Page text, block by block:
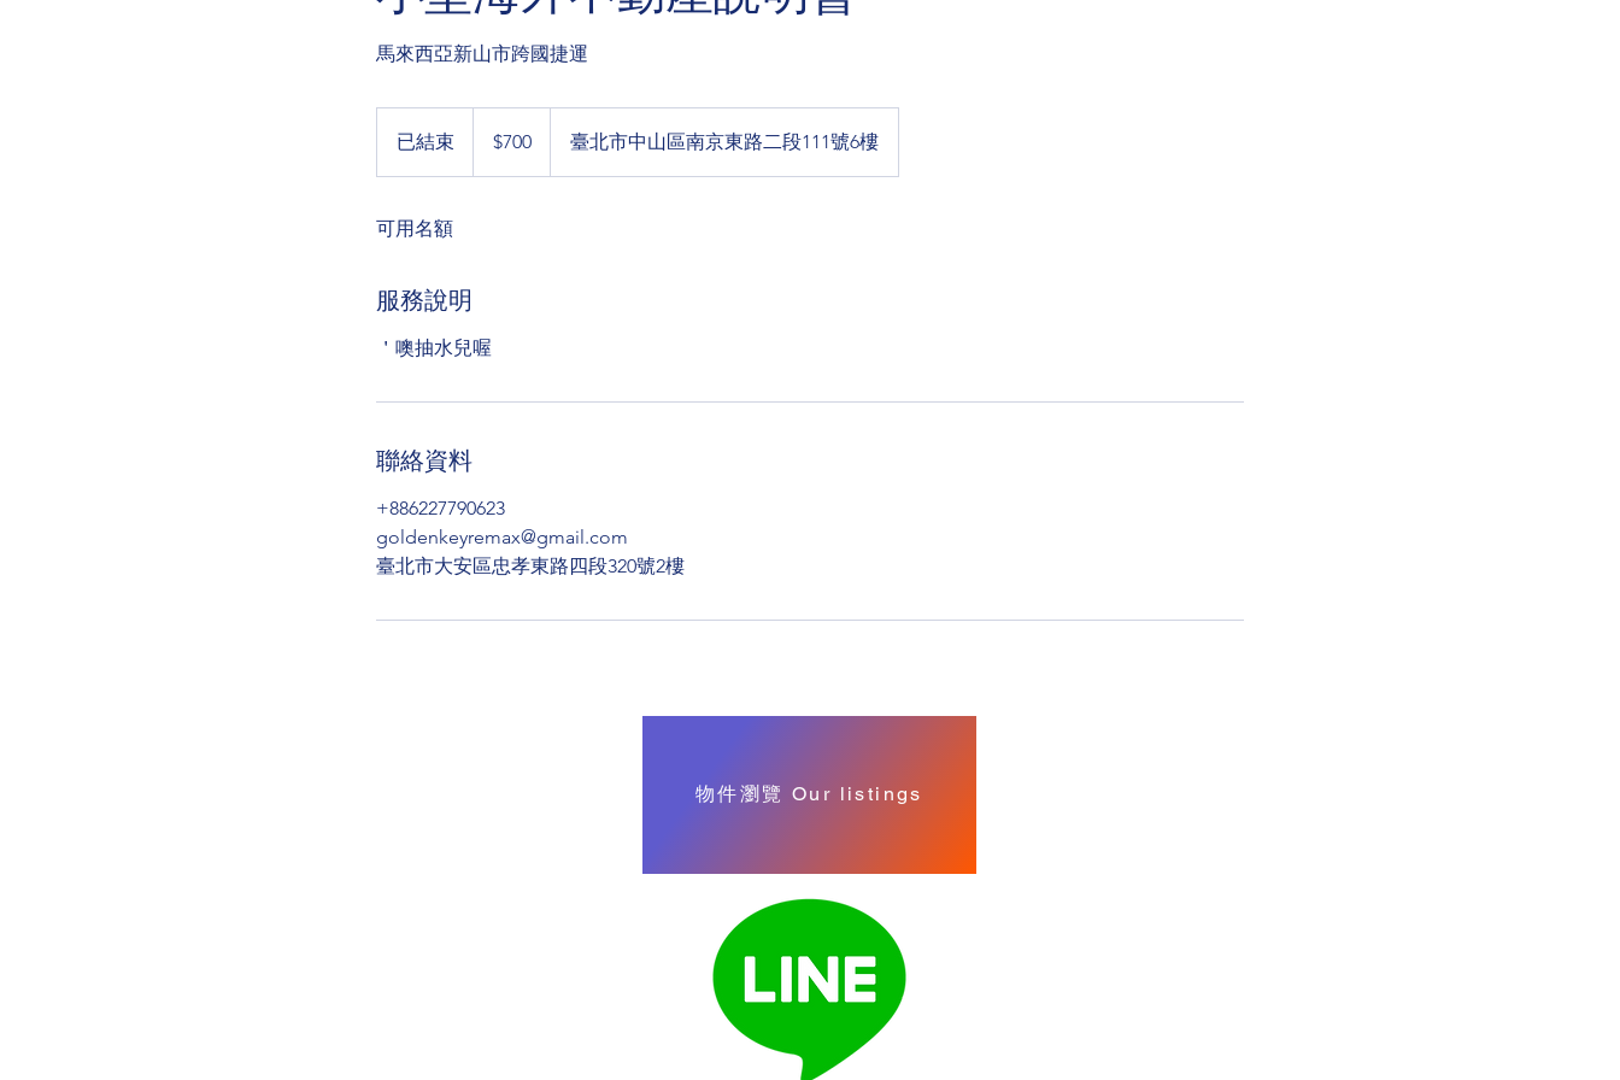
馬來西亞新山市跨國捷運
已結束 $700 臺北市中山區南京東路二段111號6樓
可用名額
服務說明
＇噢抽水兒喔
聯絡資料
+886227790623
goldenkeyremax@gmail.com
臺北市大安區忠孝東路四段320號2樓
物件瀏覽 Our listings